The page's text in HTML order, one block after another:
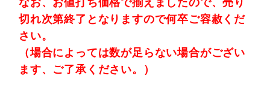
切れ次第終了となりますので何卒ご容赦くだ
さい。
（場合によっては数が足らない場合がござい
ます、ご了承ください。）